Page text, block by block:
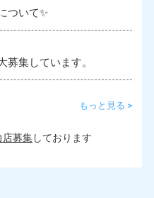
ついて✨
集しています。
もっと見る >
店募集しております